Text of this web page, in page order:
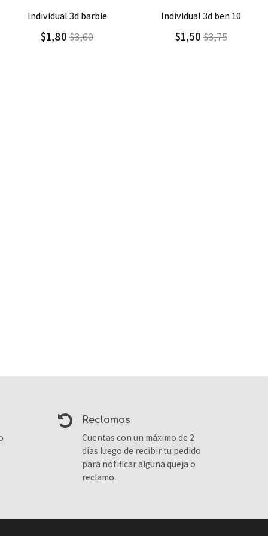
Agregar Detalle
individual 3d ben 10
$1,50 $3,75
Agregar Detalle
individual 3d angry birds
$1,50$3,75
reclamos
Cuentas con un máximo de 2
días luego de recibir tu pedido
para notificar alguna queja o
reclamo.